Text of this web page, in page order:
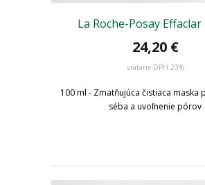
La Roche-Posay
24,20 €
vrátane DPH 23%
100 ml - Zmatňujúca čistiaca maska
séba a uvoľnenie pórov